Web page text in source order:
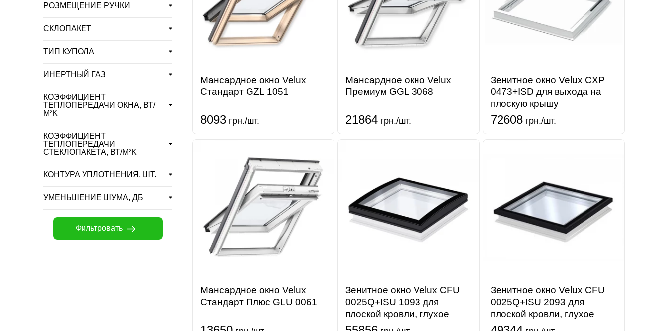
Мансардное окно Velux
Стандарт GZL 1051
8093 грн./шт.
Мансардное окно Velux
Премиум GGL 3068
21864грн./шт.
Зенитное окно Velux CXP
0473+ISD для выхода на
плоскую крышу
72608грн./шт.
Мансардное окно Velux
Стандарт Плюс GLU 0061
Зенитное окно Velux CFU
0025Q+ISU 1093 для
плоской кровли, глухое
Зенитное окно Velux CFU
0025Q+ISU 2093 для
плоской кровли, глухое
РОЗМЕЩЕНИЕ РУЧКИ
СКЛОПАКЕТ
ТИП КУПОЛА
ИНЕРТНЫЙ ГАЗ
КОЭФФИЦИЕНТ
ТЕПЛОПЕРЕДАЧИ ОКНА, ВТ/
М²K
КОЭФФИЦИЕНТ
ТЕПЛОПЕРЕДАЧИ
СТЕКЛОПАКЕТА, ВТ/М²K
КОНТУРА УПЛОТНЕНИЯ, ШТ.
УМЕНЬШЕНИЕ ШУМА, ДБ
Фильтровать